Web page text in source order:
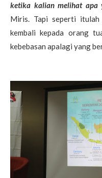
ketika kalian melihat apa
Miris. Tapi seperti
kembali kepada orang
kebebasan apalagi yang